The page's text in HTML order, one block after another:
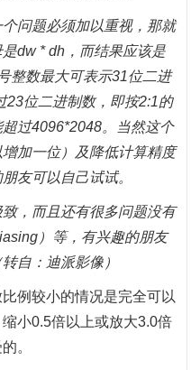
问题必须加以重视，那就
是dw * dh，而结果应该是
整数最大可表示31位二进
23位二进制数，即按2:1的
过4096*2048。当然这个
加一位）及降低计算精度
友可以自己试试。
，而且还有很多问题没有
）等，有兴趣的朋友
自：迪派影像）
例较小的情况是完全可以
缩小0.5倍以上或放大3.0倍
。